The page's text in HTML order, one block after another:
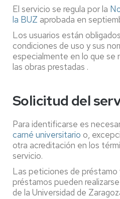
El servicio se regula por la
la BUZ aprobada en
Los usuarios están
condiciones de uso y sus
especialmente en lo que se
las obras prestadas .
Solicitud del
Para identificarse es
carné universitario o,
otra acreditación en los
servicio.
Las peticiones de préstamo
préstamos pueden
de la Universidad de